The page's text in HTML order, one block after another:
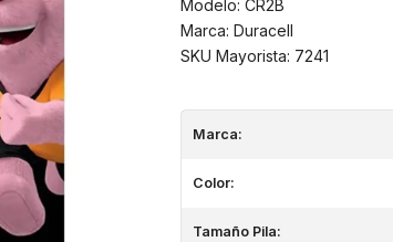
Modelo: CR2B
Marca: Duracell
SKU Mayorista: 7241
Marca:
Color:
Tamaño Pila: